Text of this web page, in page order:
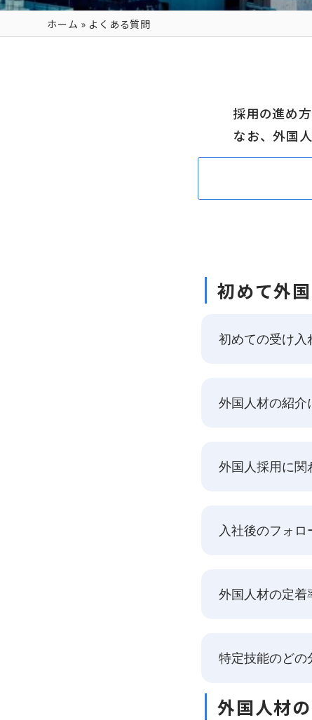
ホーム » よくある質問
採用の進め
なお、外国
初めて外
初めての受け入
外国人材の紹介
外国人採用に関
入社後のフォロ
外国人材の定着
特定技能のどの
外国人材